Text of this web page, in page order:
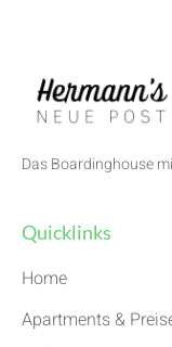
Das Boardinghouse
Quicklinks
Home
Apartments &